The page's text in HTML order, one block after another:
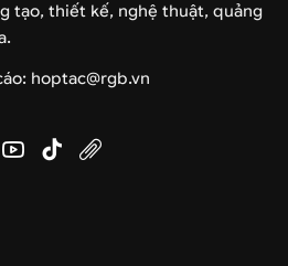
tạo, thiết kế, nghệ thuật, quảng
hoptac@rgb.vn